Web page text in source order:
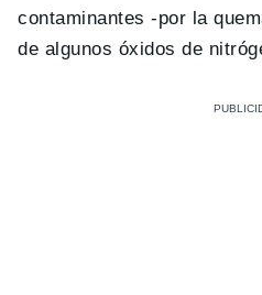
contaminantes -por la
de algunos óxidos de